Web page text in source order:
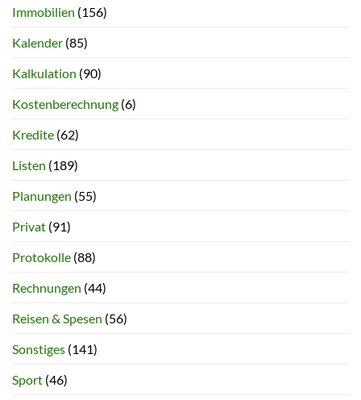
Immobilien (156)
Kalender (85)
Kalkulation (90)
Kostenberechnung (6)
Kredite (62)
Listen (189)
Planungen (55)
Privat (91)
Protokolle (88)
Rechnungen (44)
Reisen & Spesen (56)
Sonstiges (141)
Sport (46)